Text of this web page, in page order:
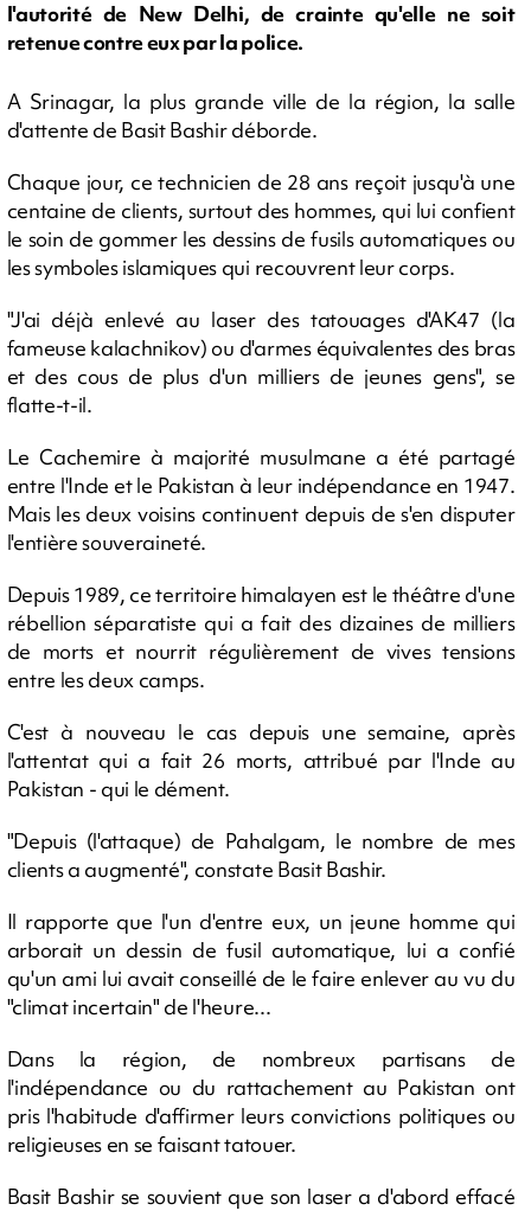
l'autorité de New Delhi, de crainte qu'elle ne soit
retenue contre eux par la police.
A Srinagar, la plus grande ville de la région, la salle
d'attente de Basit Bashir déborde.
Chaque jour, ce technicien de 28 ans reçoit jusqu'à une
centaine de clients, surtout des hommes, qui lui confient
le soin de gommer les dessins de fusils automatiques ou
les symboles islamiques qui recouvrent leur corps.
"J'ai déjà enlevé au laser des tatouages d'AK47 (la
fameuse kalachnikov) ou d'armes équivalentes des bras
et des cous de plus d'un milliers de jeunes gens", se
flatte-t-il.
Le Cachemire à majorité musulmane a été partagé
entre l'Inde et le Pakistan à leur indépendance en 1947.
Mais les deux voisins continuent depuis de s'en disputer
l'entière souveraineté.
Depuis 1989, ce territoire himalayen est le théâtre d'une
rébellion séparatiste qui a fait des dizaines de milliers
de morts et nourrit régulièrement de vives tensions
entre les deux camps.
C'est à nouveau le cas depuis une semaine, après
l'attentat qui a fait 26 morts, attribué par l'Inde au
Pakistan - qui le dément.
"Depuis (l'attaque) de Pahalgam, le nombre de mes
clients a augmenté", constate Basit Bashir.
Il rapporte que l'un d'entre eux, un jeune homme qui
arborait un dessin de fusil automatique, lui a confié
qu'un ami lui avait conseillé de le faire enlever au vu du
"climat incertain" de l'heure...
Dans la région, de nombreux partisans de
l'indépendance ou du rattachement au Pakistan ont
pris l'habitude d'affirmer leurs convictions politiques ou
religieuses en se faisant tatouer.
Basit Bashir se souvient que son laser a d'abord effacé